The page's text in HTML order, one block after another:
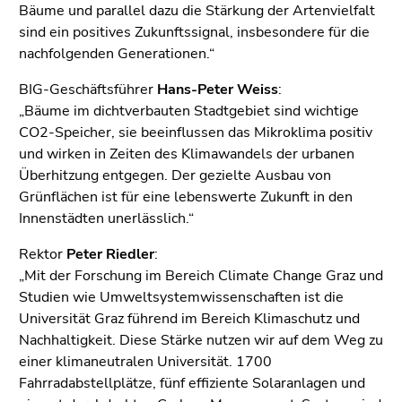
Bäume und parallel dazu die Stärkung der Artenvielfalt
sind ein positives Zukunftssignal, insbesondere für die
nachfolgenden Generationen.“
BIG-Geschäftsführer Hans-Peter Weiss:
„Bäume im dichtverbauten Stadtgebiet sind wichtige
CO2-Speicher, sie beeinflussen das Mikroklima positiv
und wirken in Zeiten des Klimawandels der urbanen
Überhitzung entgegen. Der gezielte Ausbau von
Grünflächen ist für eine lebenswerte Zukunft in den
Innenstädten unerlässlich.“
Rektor Peter Riedler:
„Mit der Forschung im Bereich Climate Change Graz und
Studien wie Umweltsystemwissenschaften ist die
Universität Graz führend im Bereich Klimaschutz und
Nachhaltigkeit. Diese Stärke nutzen wir auf dem Weg zu
einer klimaneutralen Universität. 1700
Fahrradabstellplätze, fünf effiziente Solaranlagen und